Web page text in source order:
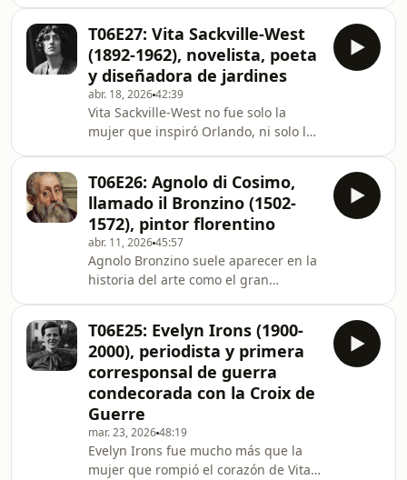
fortuna colonial, el escándalo sexual
con el jovencísimo William
marginados y realizó una cesárea
pionera en la que sobrevivieron
madre e hijo. Pero su vida no solo
desafió a la medicina del siglo XIX,
sino también al orden entero del
género, del cuerpo y del deseo. En
este episodio de Grandes Maricas de
la Historia n
T06E27: Vita Sackville-West
(1892-1962), novelista, poeta
y diseñadora de jardines
abr. 18, 202642:39
Vita Sackville-West no fue solo la
mujer que inspiró Orlando, ni solo la
una herida de clase y de género —la
imposibilidad de heredar Knole por
ser mujer— que convirtió esa
exclusión en literatura, en deseo y en
una forma de vida radicalmente no
normativa. En este episodio de
Grandes Maricas de la Historia
recorremos su ma
T06E26: Agnolo di Cosimo,
llamado il Bronzino (1502-
1572), pintor florentino
abr. 11, 202645:57
Agnolo Bronzino suele aparecer en la
historia del arte como el gran
manierista hasta el tuétano. Pero bajo
ese esmalte perfecto hay bastante
más. En este episodio de Grandes
Maricas de la Historia nos metemos
en la Florencia del siglo XVI para leer
a Bronzino no solo como pintor del
poder, sino también como poeta
burlesco, hombre d
T06E25: Evelyn Irons (1900-
2000), periodista y primera
corresponsal de guerra
condecorada con la Croix de
Guerre
mar. 23, 202648:19
Evelyn Irons fue mucho más que la
mujer que rompió el corazón de Vita